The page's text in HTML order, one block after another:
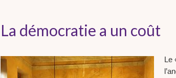
La démocratie a un coût
Le